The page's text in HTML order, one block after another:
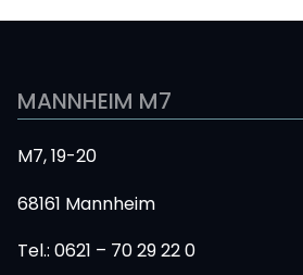
MANNHEIM M7
M7, 19-20
68161 Mannheim
Tel.: 0621 – 70 29 22 0